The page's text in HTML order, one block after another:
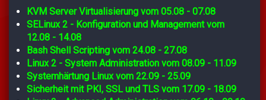
KVM Server Virtualisierung vom 05.08 - 07.08
SELinux 2 - Konfiguration und Management vom
12.08 - 14.08
Bash Shell Scripting vom 24.08 - 27.08
Linux 2 - System Administration vom 08.09 - 11.09
Systemhärtung Linux vom 22.09 - 25.09
Sicherheit mit PKI, SSL und TLS vom 17.09 - 18.09